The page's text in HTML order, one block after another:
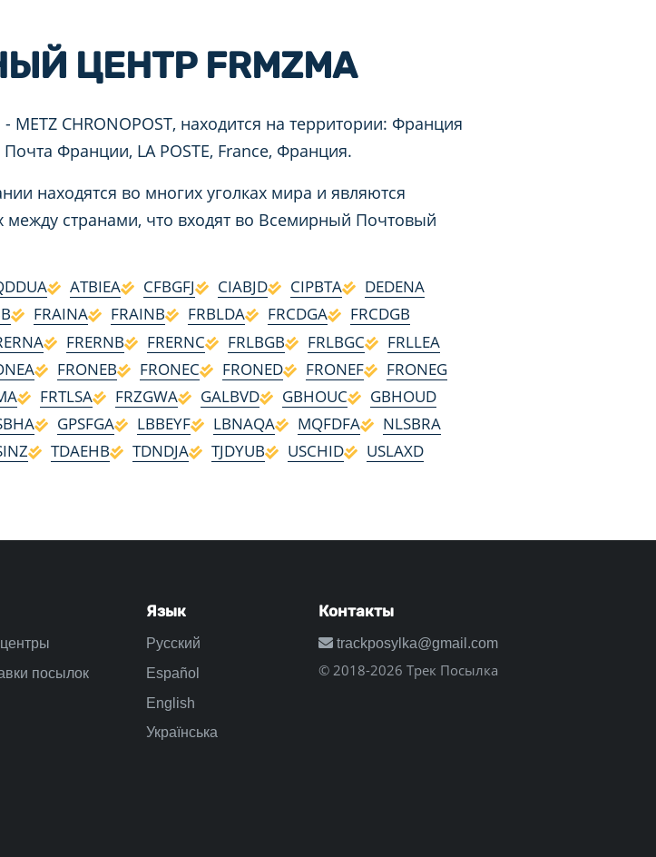
ЦЕНТР FRMZMA
CHRONOPOST, находится на территории: Франция
Франции, LA POSTE, France, Франция.
находятся во многих уголках мира и являются
между странами, что входят во Всемирный Почтовый
ATBIEA CFBGFJ CIABJD CIPBTA
DEDENA
FRAINA FRAINB FRBLDA FRCDGA
FRCDGB
FRERNB FRERNC FRLBGB FRLBGC
FRLLEA
FRONEB FRONEC FRONED FRONEF
FRONEG
FRTLSA FRZGWA GALBVD GBHOUC
GBHOUD
GPSFGA LBBEYF LBNAQA MQFDFA
NLSBRA
TDAEHB TDNDJA TJDYUB USCHID
USLAXD
посылок
Язык
Русский
Español
English
Українська
Контакты
trackposylka@gmail.com
© 2018-2026 Трек Посылка